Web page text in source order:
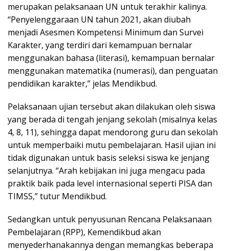
merupakan pelaksanaan UN untuk terakhir kalinya.
“Penyelenggaraan UN tahun 2021, akan diubah
menjadi Asesmen Kompetensi Minimum dan Survei
Karakter, yang terdiri dari kemampuan bernalar
menggunakan bahasa (literasi), kemampuan bernalar
menggunakan matematika (numerasi), dan penguatan
pendidikan karakter,” jelas Mendikbud.
Pelaksanaan ujian tersebut akan dilakukan oleh siswa
yang berada di tengah jenjang sekolah (misalnya kelas
4, 8, 11), sehingga dapat mendorong guru dan sekolah
untuk memperbaiki mutu pembelajaran. Hasil ujian ini
tidak digunakan untuk basis seleksi siswa ke jenjang
selanjutnya. “Arah kebijakan ini juga mengacu pada
praktik baik pada level internasional seperti PISA dan
TIMSS,” tutur Mendikbud.
Sedangkan untuk penyusunan Rencana Pelaksanaan
Pembelajaran (RPP), Kemendikbud akan
menyederhanakannya dengan memangkas beberapa